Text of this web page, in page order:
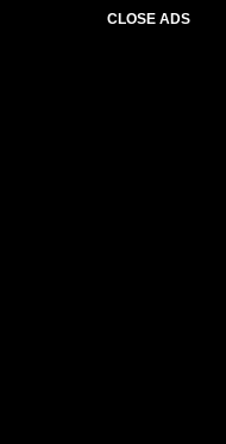
CLOSE ADS